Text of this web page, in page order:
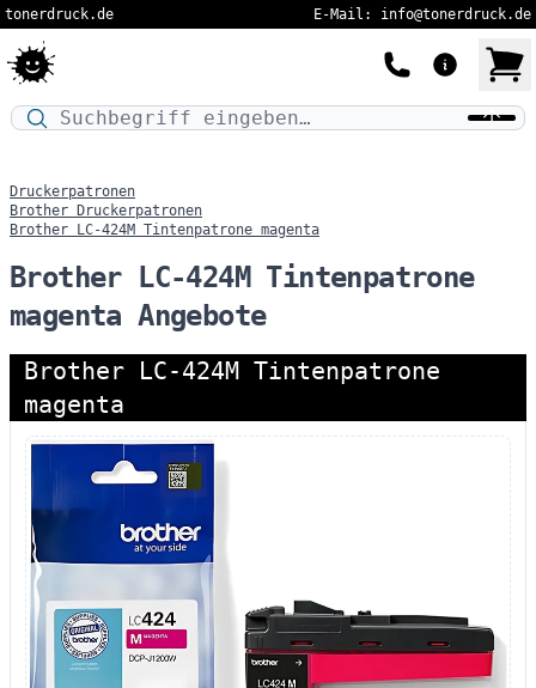
tonerdruck.de E-Mail: info@tonerdruck.de
Druckermodell oder Produktnamen eingeben…
Druckerpatronen
Brother Druckerpatronen
Brother LC-424M Tintenpatrone magenta
Brother LC-424M Tintenpatrone
magenta Angebote
Brother LC-424M Tintenpatrone
magenta